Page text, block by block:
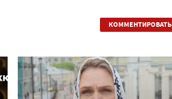
КОММЕНТИРОВАТЬ